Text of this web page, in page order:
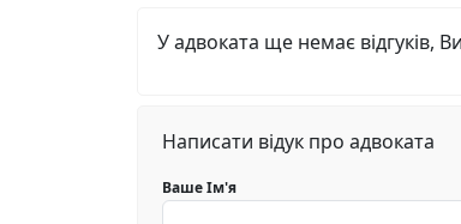
У адвоката ще немає відгуків,
Написати відук про адвоката
Ваше Ім'я